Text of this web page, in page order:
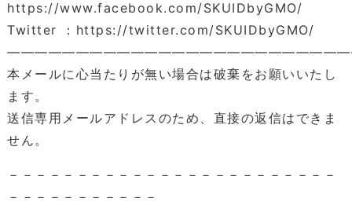
https://www.facebook.com/SKUIDbyGMO/
Twitter ：https://twitter.com/SKUIDbyGMO/
本メールに心当たりが無い場合は破棄をお願いいたし
ます。
送信専用メールアドレスのため、直接の返信はできま
せん。
－－－－－－－－－－－－－－－－－－－－－－－－
－－－－－－－－－－－